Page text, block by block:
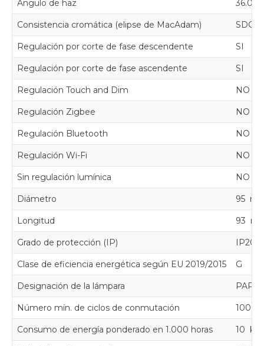
Ángulo de haz 36.00
Consistencia cromática (elipse de MacAdam)
Regulación por corte de fase descendente SI
Regulación por corte de fase ascendente SI
Regulación Touch and Dim NO
Regulación Zigbee NO
Regulación Bluetooth NO
Regulación Wi-Fi NO
Sin regulación lumínica NO
Diámetro 95
Longitud 93
Grado de protección (IP) IP20
Clase de eficiencia energética según EU 2019/2015 G
Designación de la lámpara
Número mín. de ciclos de conmutación
Consumo de energía ponderado en 1.000 horas 10